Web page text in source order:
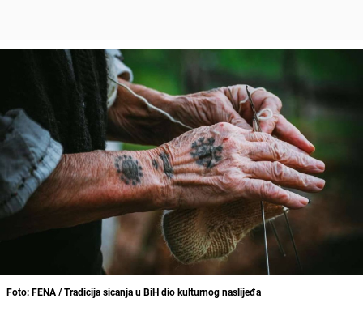
Foto: FENA / Tradicija sicanja u BiH dio kulturnog naslijeđa